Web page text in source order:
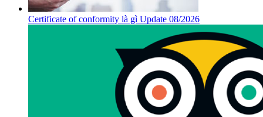
Certificate of conformity là gì Update 08/2026